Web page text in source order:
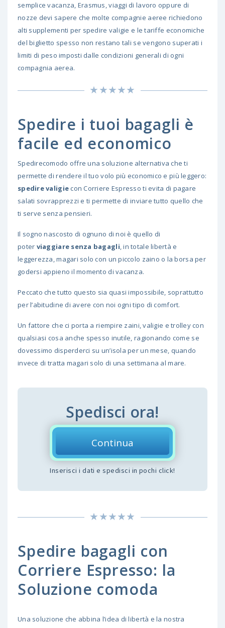
semplice vacanza, Erasmus, viaggi di lavoro oppure di
nozze devi sapere che molte compagnie aeree richiedono
alti supplementi per spedire valigie e le tariffe economiche
del biglietto spesso non restano tali se vengono superati i
limiti di peso imposti dalle condizioni generali di ogni
compagnia aerea.
Spedire i tuoi bagagli è
facile ed economico
Spedirecomodo offre una soluzione alternativa che ti
permette di rendere il tuo volo più economico e più leggero:
spedire valigie con Corriere Espresso ti evita di pagare
salati sovrapprezzi e ti permette di inviare tutto quello che
ti serve senza pensieri.
Il sogno nascosto di ognuno di noi è quello di
poter viaggiare senza bagagli, in totale libertà e
leggerezza, magari solo con un piccolo zaino o la borsa per
godersi appieno il momento di vacanza.
Peccato che tutto questo sia quasi impossibile, soprattutto
per l’abitudine di avere con noi ogni tipo di comfort.
Un fattore che ci porta a riempire zaini, valigie e trolley con
qualsiasi cosa anche spesso inutile, ragionando come se
dovessimo disperderci su un’isola per un mese, quando
invece di tratta magari solo di una settimana al mare.
Spedisci ora!
Continua
Inserisci i dati e spedisci in pochi click!
Spedire bagagli con
Corriere Espresso: la
Soluzione comoda
Una soluzione che abbina l’idea di libertà e la nostra